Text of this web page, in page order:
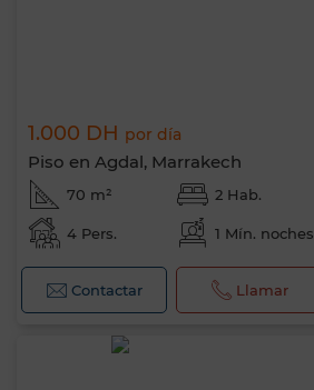
1.000 DH por día
Piso en Agdal, Marrakech
70 m² 2 Hab.
4 Pers. 1 Mín. noches
Contactar Llamar